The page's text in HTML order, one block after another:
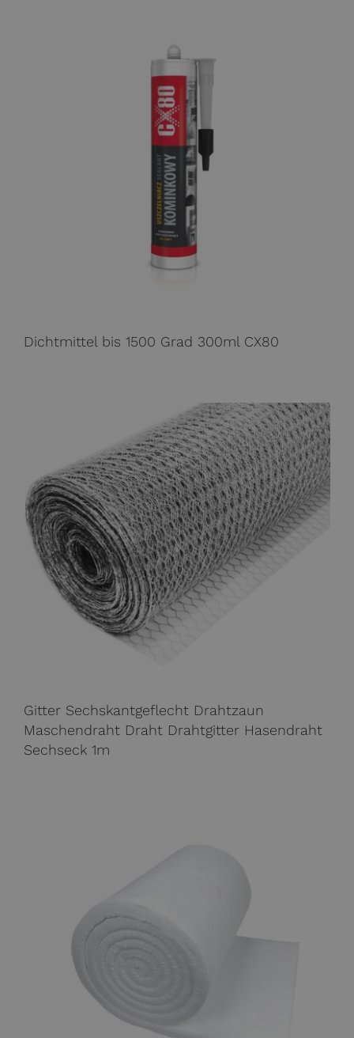
Dichtmittel bis 1500 Grad 300ml CX80
Gitter Sechskantgeflecht Drahtzaun
Maschendraht Draht Drahtgitter Hasendraht
Sechseck 1m